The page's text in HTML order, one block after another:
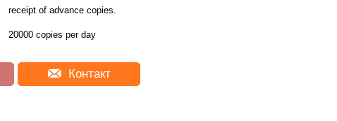
receipt of advance copies.
20000 copies per day
Контакт